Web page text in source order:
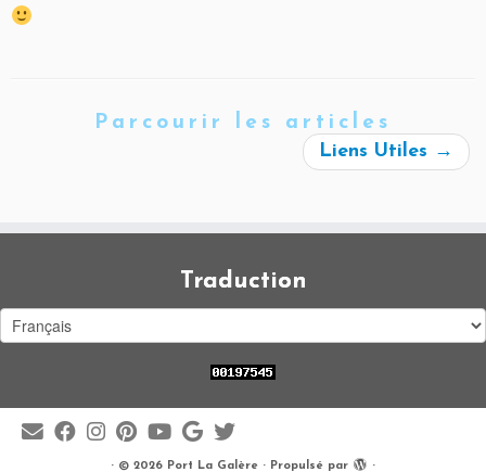
Parcourir les articles
Liens Utiles →
Traduction
· © 2026 Port La Galère · Propulsé par ·